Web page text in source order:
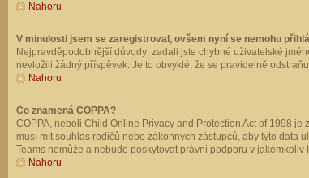
Nahoru
V minulosti jsem se zaregistroval, ovšem nyní se nemohu
Nejpravděpodobnější důvody: zadali jste chybné uživatelské
nevložili žádný příspěvek. Je to obvyklé, že se pravidelně
Nahoru
Co znamená COPPA?
COPPA, neboli Child Online Privacy and Protection Act of 1998
musí mít souhlas rodičů nebo zákonných zástupců, aby tyto data
Teams nemůže a nebude poskytovat právni podporu v jakémkoliv
Nahoru